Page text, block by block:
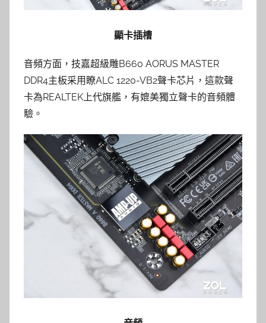
顯卡插槽
音頻方面，技嘉超級雕B660 AORUS MASTER
DDR4主板采用瞭ALC 1220-VB2聲卡芯片，這款聲
卡為REALTEK上代旗艦，有媲美獨立聲卡的音頻體
驗。